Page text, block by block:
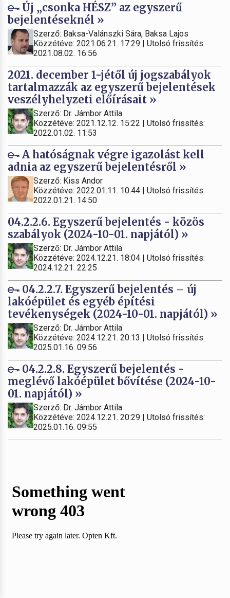
Új „csonka HÉSZ” az egyszerű
bejelentéseknél »
Szerző: Baksa-Valánszki Sára, Baksa Lajos
Közzétéve: 2021.06.21. 17:29 | Utolsó frissítés:
2021.08.02. 16:56
2021. december 1-jétől új jogszabályok
tartalmazzák az egyszerű bejelentések
veszélyhelyzeti előírásait »
Szerző: Dr. Jámbor Attila
Közzétéve: 2021.12.12. 15:22 | Utolsó frissítés:
2022.01.02. 11:53
A hatóságnak végre igazolást kell
adnia az egyszerű bejelentésről »
Szerző: Kiss Andor
Közzétéve: 2022.01.11. 10:44 | Utolsó frissítés:
2022.01.21. 14:50
04.2.2.6. Egyszerű bejelentés - közös
szabályok (2024-10-01. napjától) »
Szerző: Dr. Jámbor Attila
Közzétéve: 2024.12.21. 18:04 | Utolsó frissítés:
2024.12.21. 22:25
04.2.2.7. Egyszerű bejelentés – új
lakóépület és egyéb építési
tevékenységek (2024-10-01. napjától) »
Szerző: Dr. Jámbor Attila
Közzétéve: 2024.12.21. 20:13 | Utolsó frissítés:
2025.01.16. 09:56
04.2.2.8. Egyszerű bejelentés -
meglévő lakóépület bővítése (2024-10-
01. napjától) »
Szerző: Dr. Jámbor Attila
Közzétéve: 2024.12.21. 20:29 | Utolsó frissítés:
2025.01.16. 09:55